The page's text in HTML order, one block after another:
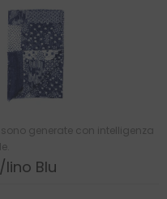
generate con intelligenza
lino Blu